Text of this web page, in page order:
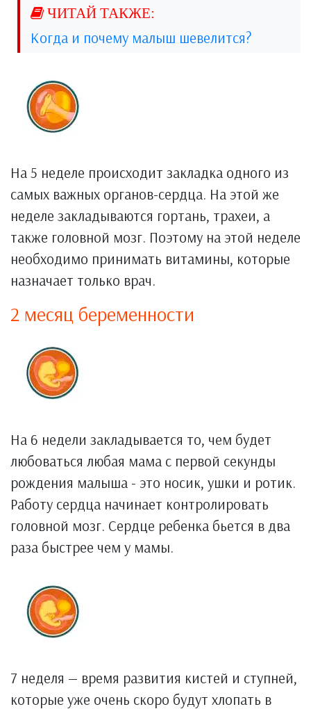
Когда и почему малыш шевелится?
На 5 неделе происходит закладка одного из
самых важных органов-сердца. На этой же
неделе закладываются гортань, трахеи, а
также головной мозг. Поэтому на этой неделе
необходимо принимать витамины, которые
назначает только врач.
2 месяц беременности
На 6 недели закладывается то, чем будет
любоваться любая мама с первой секунды
рождения малыша - это носик, ушки и ротик.
Работу сердца начинает контролировать
головной мозг. Сердце ребенка бьется в два
раза быстрее чем у мамы.
7 неделя — время развития кистей и ступней,
которые уже очень скоро будут хлопать в